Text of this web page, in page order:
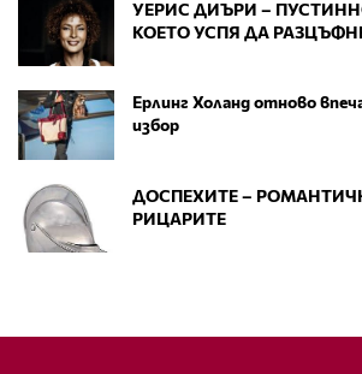
УЕРИС ДИЪРИ –
КОЕТО УСПЯ ДА
Ерлинг Холанд отново
избор
ДОСПЕХИТЕ –
РИЦАРИТЕ